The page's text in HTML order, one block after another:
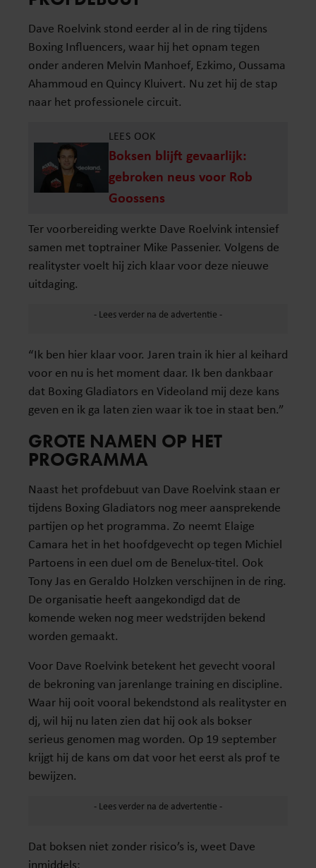
Dave Roelvink stond eerder al in de ring tijdens
Boxing Influencers, waar hij het opnam tegen
onder anderen Melvin Manhoef, Ezkimo, Oussama
Ahammoud en Quincy Kluivert. Nu zet hij de stap
naar het professionele circuit.
LEES OOK
Boksen blijft gevaarlijk:
gebroken neus voor Rob
Goossens
Ter voorbereiding werkte Dave Roelvink intensief
samen met toptrainer Mike Passenier. Volgens de
realityster voelt hij zich klaar voor deze nieuwe
uitdaging.
“Ik ben hier klaar voor. Jaren train ik hier al keihard
voor en nu is het moment daar. Ik ben dankbaar
dat Boxing Gladiators en Videoland mij deze kans
geven en ik ga laten zien waar ik toe in staat ben.”
GROTE NAMEN OP HET
PROGRAMMA
Naast het profdebuut van Dave Roelvink staan er
tijdens Boxing Gladiators nog meer aansprekende
partijen op het programma. Zo neemt Elaige
Camara het in het hoofdgevecht op tegen Michiel
Partoens in een duel om de Benelux-titel. Ook
Tony Jas en Geraldo Holzken verschijnen in de ring.
De organisatie heeft aangekondigd dat de
komende weken nog meer wedstrijden bekend
worden gemaakt.
Voor Dave Roelvink betekent het gevecht vooral
de bekroning van jarenlange training en discipline.
Waar hij ooit vooral bekendstond als realityster en
dj, wil hij nu laten zien dat hij ook als bokser
serieus genomen mag worden. Op 19 september
krijgt hij de kans om dat voor het eerst als prof te
bewijzen.
Dat boksen niet zonder risico’s is, weet Dave
inmiddels: